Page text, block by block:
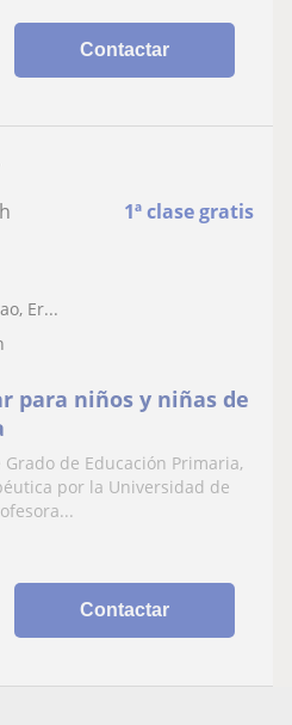
Contactar
1ª clase gratis
Er...
para niños y niñas de
de Educación Primaria,
por la Universidad de
Contactar